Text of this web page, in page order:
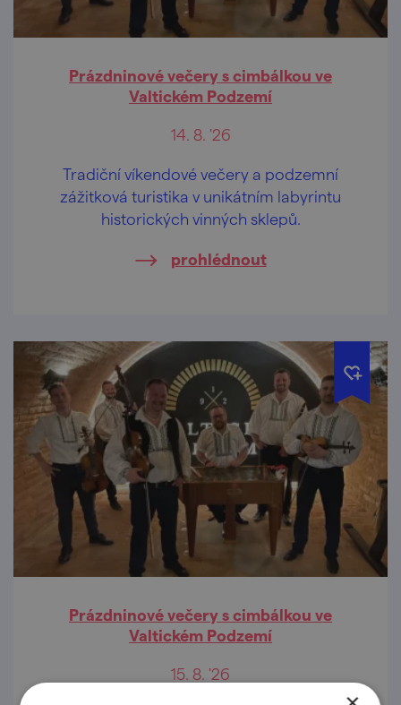
Prázdninové večery s cimbálkou ve
Valtickém Podzemí
14. 8. '26
Tradiční víkendové večery a podzemní
zážitková turistika v unikátním labyrintu
historických vinných sklepů.
prohlédnout
Prázdninové večery s cimbálkou ve
Valtickém Podzemí
15. 8. '26